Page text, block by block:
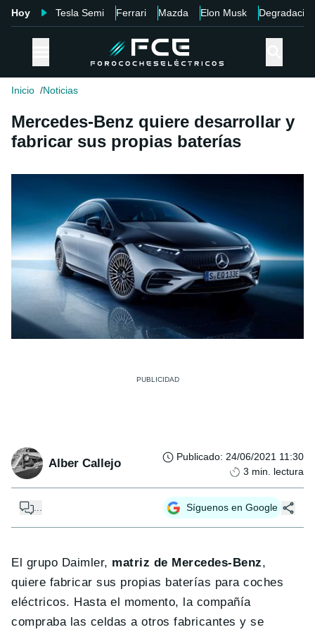
Hoy Tesla Semi Ferrari Mazda Elon Musk Degradación
Inicio Noticias
Mercedes-Benz quiere desarrollar y
fabricar sus propias baterías
Alber Callejo Publicado: 24/06/2021 11:30
3 min. lectura
... Síguenos en Google
El grupo Daimler, matriz de Mercedes-Benz,
quiere fabricar sus propias baterías para coches
eléctricos. Hasta el momento, la compañía
compraba las celdas a otros fabricantes y se